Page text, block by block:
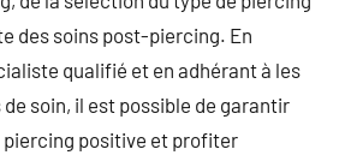
des soins post-piercing. En
qualifié et en adhérant à les
soin, il est possible de garantir
piercing positive et profiter